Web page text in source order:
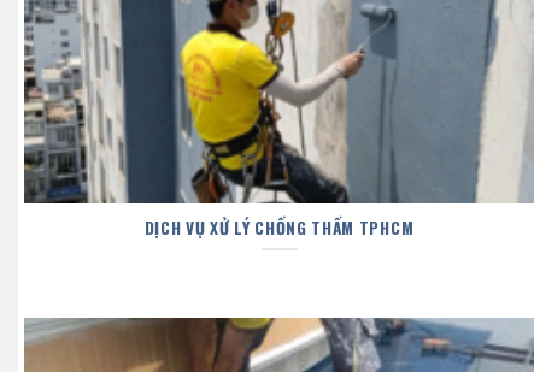
DỊCH VỤ XỬ LÝ CHỐNG THẤM TPHCM